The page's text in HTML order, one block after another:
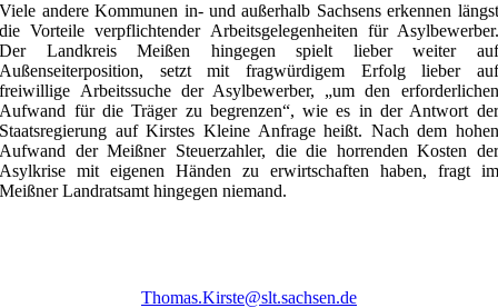
Viele andere Kommunen in- und außerhalb Sachsens erkennen längst
die Vorteile verpflichtender Arbeitsgelegenheiten für Asylbewerber.
Der Landkreis Meißen hingegen spielt lieber weiter auf
Außenseiterposition, setzt mit fragwürdigem Erfolg lieber auf
freiwillige Arbeitssuche der Asylbewerber, „um den erforderlichen
Aufwand für die Träger zu begrenzen“, wie es in der Antwort der
Staatsregierung auf Kirstes Kleine Anfrage heißt. Nach dem hohen
Aufwand der Meißner Steuerzahler, die die horrenden Kosten der
Asylkrise mit eigenen Händen zu erwirtschaften haben, fragt im
Meißner Landratsamt hingegen niemand.
Thomas.Kirste@slt.sachsen.de